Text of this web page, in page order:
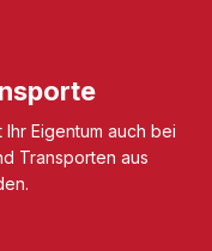
Eigentum auch bei
Transporten aus